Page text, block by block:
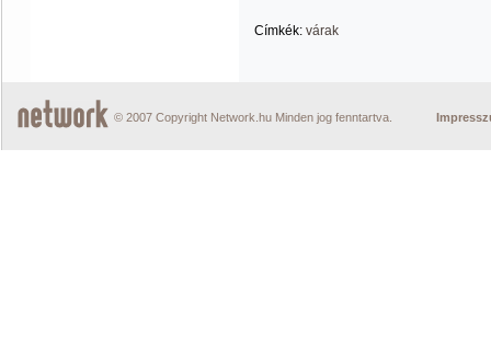
Címkék: várak
© 2007 Copyright Network.hu Minden jog fenntartva.